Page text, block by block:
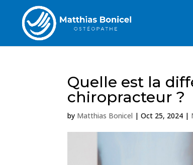
Quelle est la
chiropracteur ?
by Matthias Bonicel |Oct 25, 2024 |